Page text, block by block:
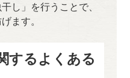
し」を行うことで、
ます。
するよくある